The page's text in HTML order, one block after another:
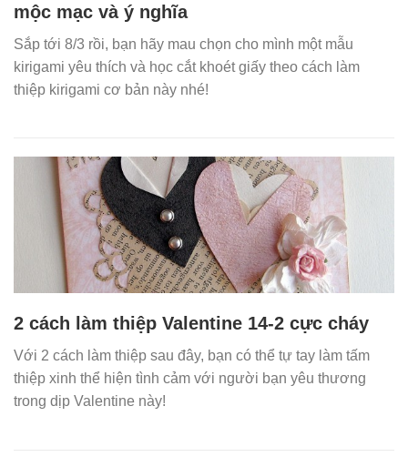
mộc mạc và ý nghĩa
Sắp tới 8/3 rồi, bạn hãy mau chọn cho mình một mẫu
kirigami yêu thích và học cắt khoét giấy theo cách làm
thiệp kirigami cơ bản này nhé!
2 cách làm thiệp Valentine 14-2 cực cháy
Với 2 cách làm thiệp sau đây, bạn có thể tự tay làm tấm
thiệp xinh thể hiện tình cảm với người bạn yêu thương
trong dịp Valentine này!